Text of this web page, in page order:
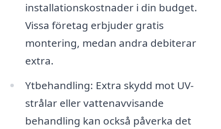
installationskostnader i din budget.
Vissa företag erbjuder gratis
montering, medan andra debiterar
extra.
Ytbehandling: Extra skydd mot UV-
strålar eller vattenavvisande
behandling kan också påverka det